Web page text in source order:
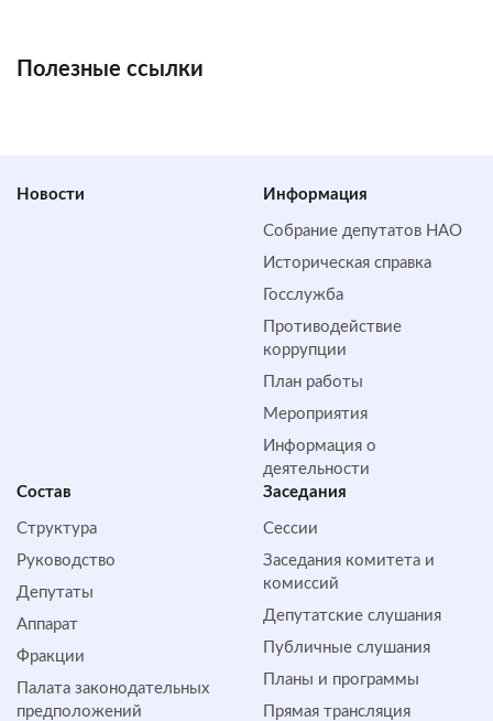
Полезные ссылки
Новости Информация
Собрание депутатов НАО
Историческая справка
Госслужба
Противодействие
коррупции
План работы
Мероприятия
Информация о
деятельности
Состав
Структура
Руководство
Депутаты
Аппарат
Фракции
Палата законодательных
предположений
Заседания
Сессии
Заседания комитета и
комиссий
Депутатские слушания
Публичные слушания
Планы и программы
Прямая трансляция